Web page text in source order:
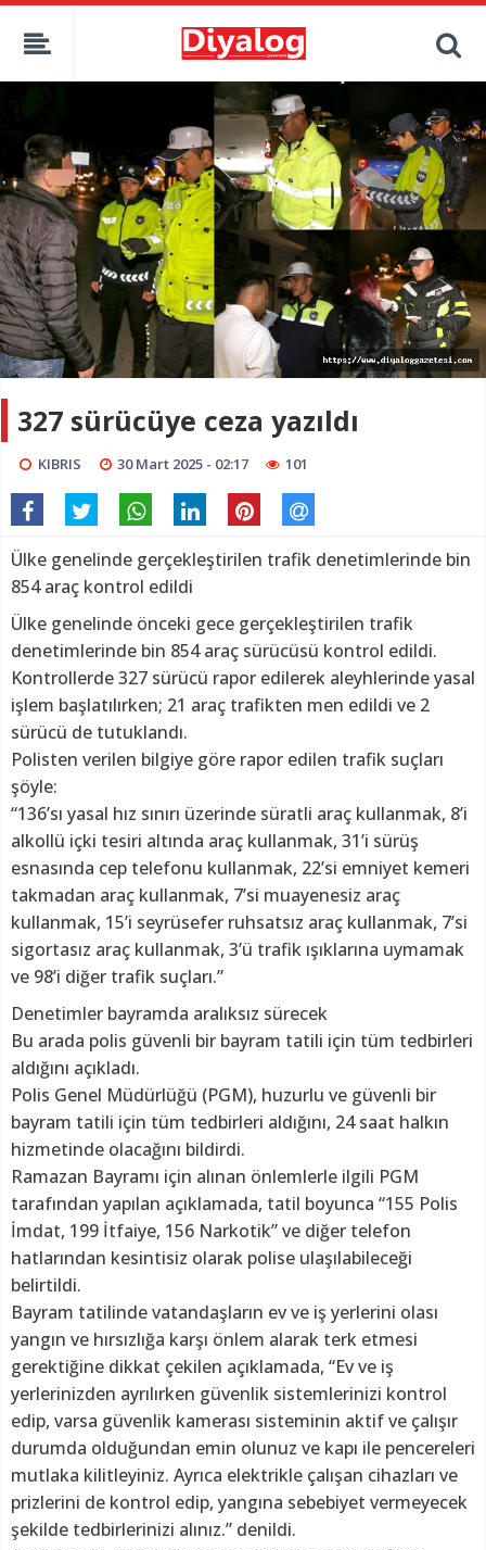
327 sürücüye ceza yazıldı
KIBRIS 30 Mart 2025 - 02:17 101
Ülke genelinde gerçekleştirilen trafik denetimlerinde bin
854 araç kontrol edildi
Ülke genelinde önceki gece gerçekleştirilen trafik
denetimlerinde bin 854 araç sürücüsü kontrol edildi.
Kontrollerde 327 sürücü rapor edilerek aleyhlerinde yasal
işlem başlatılırken; 21 araç trafikten men edildi ve 2
sürücü de tutuklandı.
Polisten verilen bilgiye göre rapor edilen trafik suçları
şöyle:
“136’sı yasal hız sınırı üzerinde süratli araç kullanmak, 8’i
alkollü içki tesiri altında araç kullanmak, 31’i sürüş
esnasında cep telefonu kullanmak, 22’si emniyet kemeri
takmadan araç kullanmak, 7’si muayenesiz araç
kullanmak, 15’i seyrüsefer ruhsatsız araç kullanmak, 7’si
sigortasız araç kullanmak, 3’ü trafik ışıklarına uymamak
ve 98’i diğer trafik suçları.”
Denetimler bayramda aralıksız sürecek
Bu arada polis güvenli bir bayram tatili için tüm tedbirleri
aldığını açıkladı.
Polis Genel Müdürlüğü (PGM), huzurlu ve güvenli bir
bayram tatili için tüm tedbirleri aldığını, 24 saat halkın
hizmetinde olacağını bildirdi.
Ramazan Bayramı için alınan önlemlerle ilgili PGM
tarafından yapılan açıklamada, tatil boyunca “155 Polis
İmdat, 199 İtfaiye, 156 Narkotik” ve diğer telefon
hatlarından kesintisiz olarak polise ulaşılabileceği
belirtildi.
Bayram tatilinde vatandaşların ev ve iş yerlerini olası
yangın ve hırsızlığa karşı önlem alarak terk etmesi
gerektiğine dikkat çekilen açıklamada, “Ev ve iş
yerlerinizden ayrılırken güvenlik sistemlerinizi kontrol
edip, varsa güvenlik kamerası sisteminin aktif ve çalışır
durumda olduğundan emin olunuz ve kapı ile pencereleri
mutlaka kilitleyiniz. Ayrıca elektrikle çalışan cihazları ve
prizlerini de kontrol edip, yangına sebebiyet vermeyecek
şekilde tedbirlerinizi alınız.” denildi.